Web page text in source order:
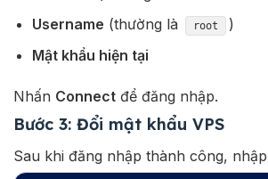
Username (thường là root
)
Mật khẩu hiện tại
Nhấn Connect để đăng nhập.
Bước 3: Đổi mật khẩu VPS
Sau khi đăng nhập thành công,